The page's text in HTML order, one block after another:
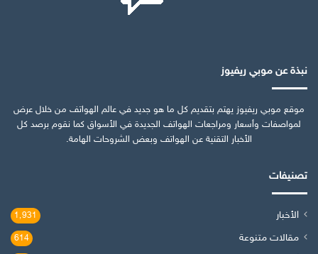
نبذة عن موبي ريفيوز
موقع موبي ريفيوز يهتم بتقديم كل ما هو جديد في عالم الهواتف من خلال عرض
لمواصفات وأسعار ومراجعات الهواتف الجديدة في الأسواق كما نقوم برصد كل
الأخبار التقنية عن الهواتف وبعض الشروحات الهامة.
تصنيفات
الأخبار 1٬931
مقالات متنوعة 614